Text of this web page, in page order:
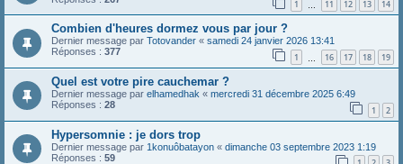
1 11 12 13 14
Combien d'heures dormez vous par jour ?
Dernier message par Totovander « samedi 24 janvier 2026 13:41
Réponses : 377 1 16 17 18 19
Quel est votre pire cauchemar ?
Dernier message par elhamedhak « mercredi 31 décembre 2025 6:49
Réponses : 28 1 2
Hypersomnie : je dors trop
Dernier message par 1konuôbatayon « dimanche 03 septembre 2023 1:19
Réponses : 59